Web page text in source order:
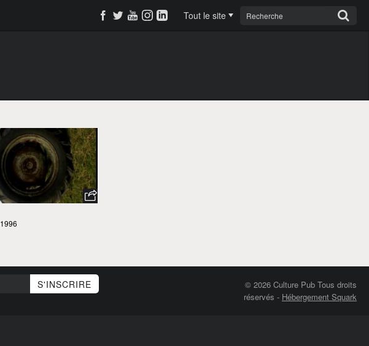
Tout le site
1996
© 2026 Culture Pub Tous droits
réservés - Hébergement Squark